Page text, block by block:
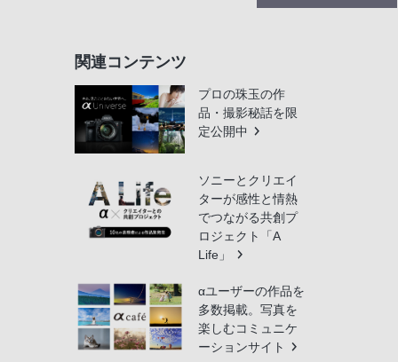
関連コンテンツ
プロの珠玉の作
品・撮影秘話を限
定公開中
ソニーとクリエイ
ターが感性と情熱
でつながる共創プ
ロジェクト「A
Life」
αユーザーの作品を
多数掲載。写真を
楽しむコミュニケ
ーションサイト